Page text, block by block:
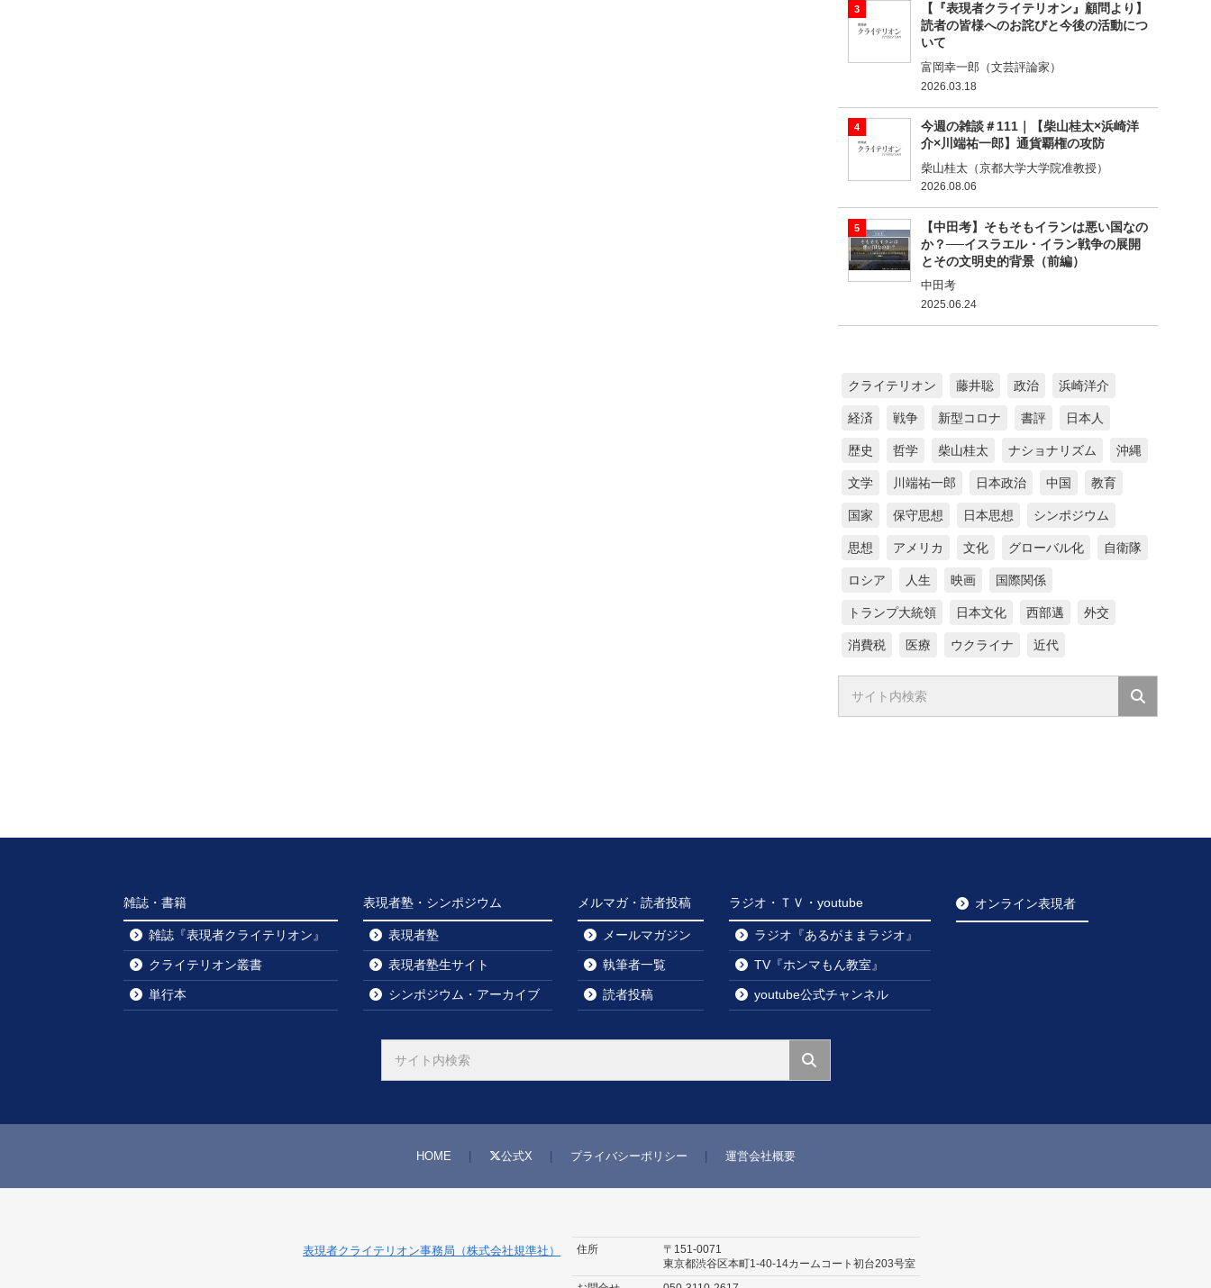
【『表現者クライテリオン』顧問より】
読者の皆様へのお詫びと今後の活動につ
いて
富岡幸一郎（文芸評論家）
2026.03.18
今週の雑談＃111｜【柴山桂太×浜崎洋
介×川端祐一郎】通貨覇権の攻防
柴山桂太（京都大学大学院准教授）
2026.08.06
【中田考】そもそもイランは悪い国なの
か？──イスラエル・イラン戦争の展開
とその文明史的背景（前編）
中田考
2025.06.24
クライテリオン 藤井聡 政治 浜崎洋介
経済 戦争 新型コロナ 書評 日本人
歴史 哲学 柴山桂太 ナショナリズム 沖縄
文学 川端祐一郎 日本政治 中国 教育
国家 保守思想 日本思想 シンポジウム
思想 アメリカ 文化 グローバル化 自衛隊
ロシア 人生 映画 国際関係
トランプ大統領 日本文化 西部邁 外交
消費税 医療 ウクライナ 近代
雑誌・書籍
雑誌『表現者クライテリオン』
クライテリオン叢書
単行本
表現者塾・シンポジウム
表現者塾
表現者塾生サイト
シンポジウム・アーカイブ
メルマガ・読者投稿
メールマガジン
執筆者一覧
読者投稿
ラジオ・ＴＶ・youtube
ラジオ『あるがままラジオ』
TV『ホンマもん教室』
youtube公式チャンネル
オンライン表現者
HOME 公式X プライバシーポリシー 運営会社概要
表現者クライテリオン事務局（株式会社規準社） 住所
〒151-0071
東京都渋谷区本町1-40-14カームコート初台203号室